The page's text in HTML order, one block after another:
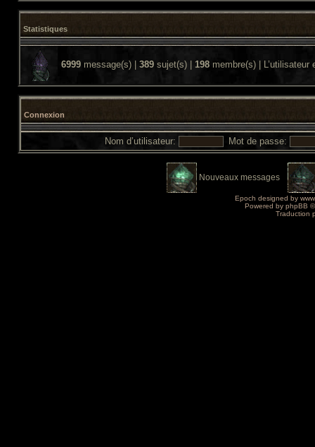
Statistiques
6999 message(s) | 389 sujet(s) | 198 membre(s) |
Connexion
Nom d’utilisateur: Mot de passe:
Nouveaux messages
Epoch designed by
Powered by phpBB
Traduction